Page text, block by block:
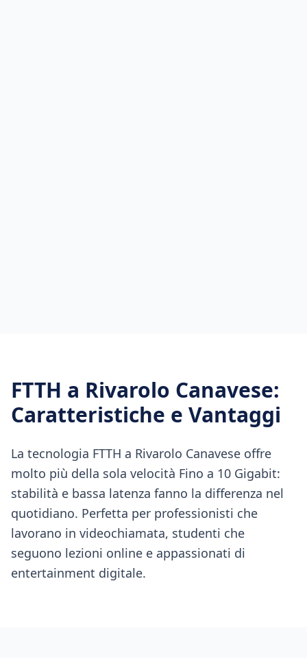
FTTH a Rivarolo Canavese:
Caratteristiche e Vantaggi
La tecnologia FTTH a Rivarolo Canavese offre
molto più della sola velocità Fino a 10 Gigabit:
stabilità e bassa latenza fanno la differenza nel
quotidiano. Perfetta per professionisti che
lavorano in videochiamata, studenti che
seguono lezioni online e appassionati di
entertainment digitale.